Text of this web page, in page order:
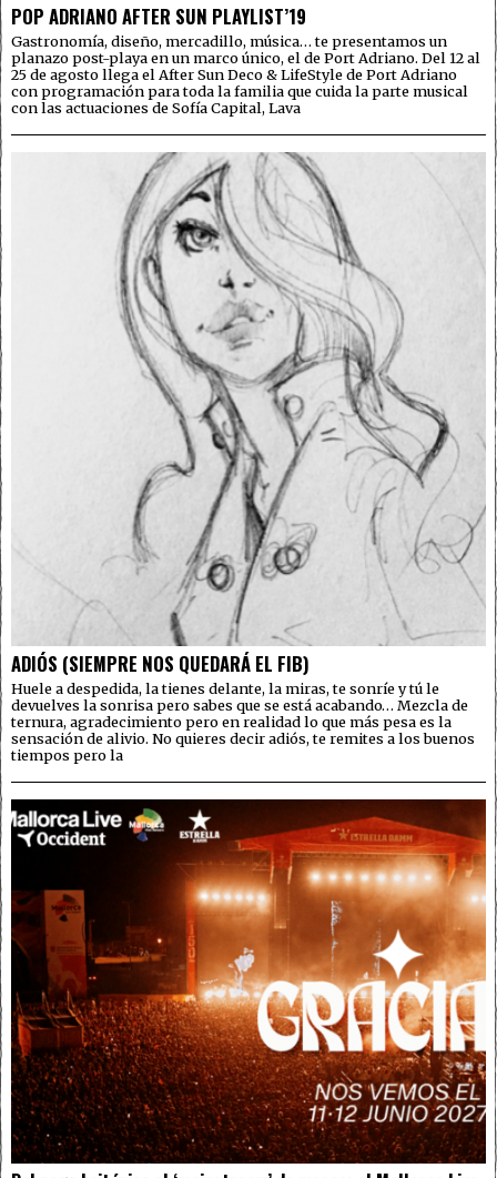
POP ADRIANO AFTER SUN PLAYLIST’19
Gastronomía, diseño, mercadillo, música… te presentamos un
planazo post-playa en un marco único, el de Port Adriano. Del 12 al
25 de agosto llega el After Sun Deco & LifeStyle de Port Adriano
con programación para toda la familia que cuida la parte musical
con las actuaciones de Sofía Capital, Lava
ADIÓS (SIEMPRE NOS QUEDARÁ EL FIB)
Huele a despedida, la tienes delante, la miras, te sonríe y tú le
devuelves la sonrisa pero sabes que se está acabando… Mezcla de
ternura, agradecimiento pero en realidad lo que más pesa es la
sensación de alivio. No quieres decir adiós, te remites a los buenos
tiempos pero la